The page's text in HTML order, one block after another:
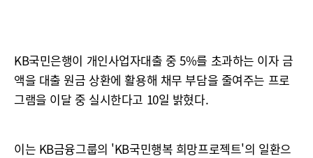
KB국민은행이 개인사업자대출 중 5%를 초과하는 이자 금
액을 대출 원금 상환에 활용해 채무 부담을 줄여주는 프로
그램을 이달 중 실시한다고 10일 밝혔다.
이는 KB금융그룹의 'KB국민행복 희망프로젝트'의 일환으